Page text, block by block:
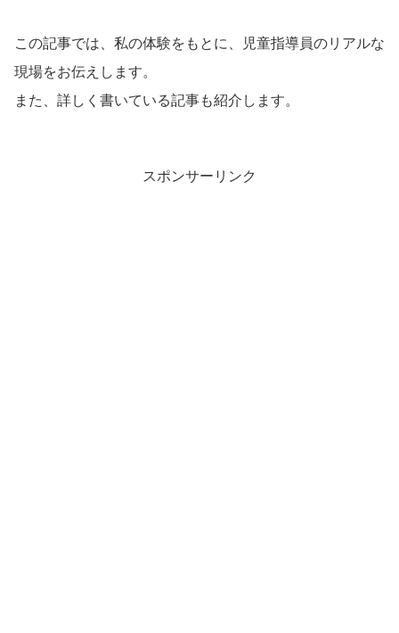
この記事では、私の体験をもとに、児童指導員のリアルな
現場をお伝えします。
また、詳しく書いている記事も紹介します。
スポンサーリンク